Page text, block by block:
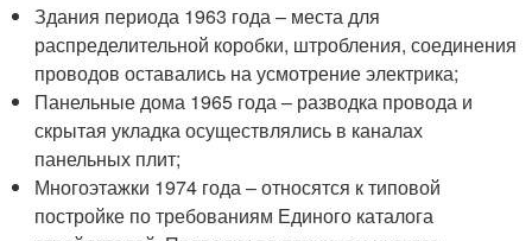
Здания периода 1963 года – места для
распределительной коробки, штробления, соединения
проводов оставались на усмотрение электрика;
Панельные дома 1965 года – разводка провода и
скрытая укладка осуществлялись в каналах
панельных плит;
Многоэтажки 1974 года – относятся к типовой
постройке по требованиям Единого каталога